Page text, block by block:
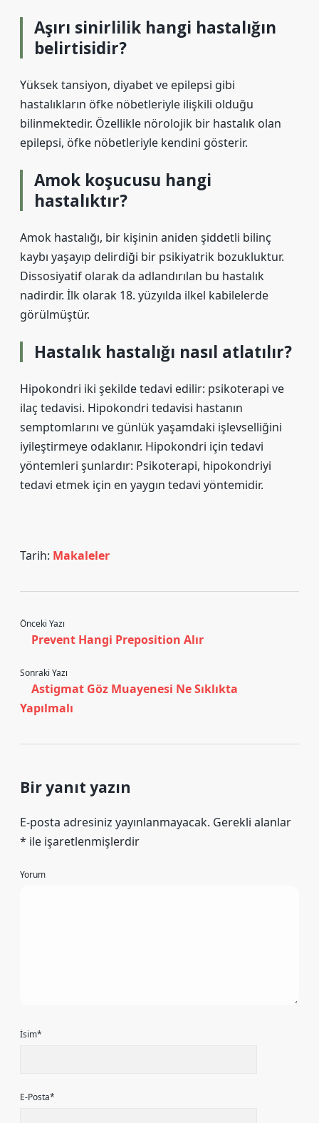
Aşırı sinirlilik hangi hastalığın
belirtisidir?
Yüksek tansiyon, diyabet ve epilepsi gibi
hastalıkların öfke nöbetleriyle ilişkili olduğu
bilinmektedir. Özellikle nörolojik bir hastalık olan
epilepsi, öfke nöbetleriyle kendini gösterir.
Amok koşucusu hangi
hastalıktır?
Amok hastalığı, bir kişinin aniden şiddetli bilinç
kaybı yaşayıp delirdiği bir psikiyatrik bozukluktur.
Dissosiyatif olarak da adlandırılan bu hastalık
nadirdir. İlk olarak 18. yüzyılda ilkel kabilelerde
görülmüştür.
Hastalık hastalığı nasıl atlatılır?
Hipokondri iki şekilde tedavi edilir: psikoterapi ve
ilaç tedavisi. Hipokondri tedavisi hastanın
semptomlarını ve günlük yaşamdaki işlevselliğini
iyileştirmeye odaklanır. Hipokondri için tedavi
yöntemleri şunlardır: Psikoterapi, hipokondriyi
tedavi etmek için en yaygın tedavi yöntemidir.
Tarih: Makaleler
Önceki Yazı
Prevent Hangi Preposition Alır
Sonraki Yazı
Astigmat Göz Muayenesi Ne Sıklıkta
Yapılmalı
Bir yanıt yazın
E-posta adresiniz yayınlanmayacak. Gerekli alanlar
* ile işaretlenmişlerdir
Yorum
İsim*
E-Posta*